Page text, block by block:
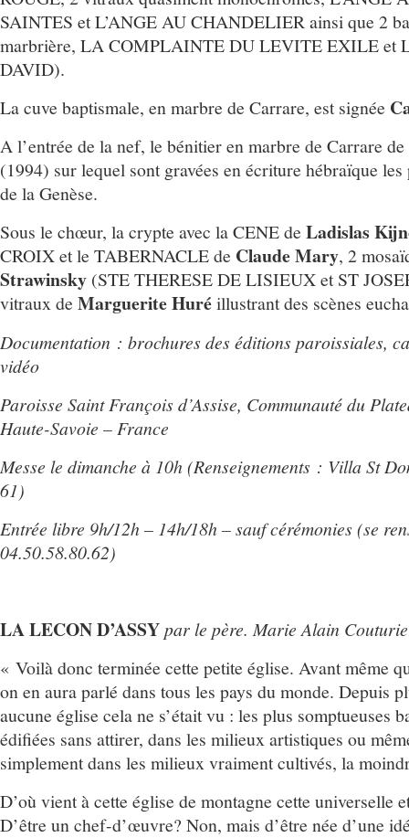
SAINTES et L’ANGE AU CHANDELIER ainsi que 2
marbrière, LA COMPLAINTE DU LEVITE EXILE et
DAVID).
La cuve baptismale, en marbre de Carrare, est signée
A l’entrée de la nef, le bénitier en marbre de Carrare de
(1994) sur lequel sont gravées en écriture hébraïque
de la Genèse.
Sous le chœur, la crypte avec la CENE de Ladislas
CROIX et le TABERNACLE de Claude Mary, 2
Strawinsky (STE THERESE DE LISIEUX et ST
vitraux de Marguerite Huréillustrant des scènes
Documentation : brochures des éditions paroissiales,
vidéo
Paroisse Saint François d’Assise, Communauté du
Haute-Savoie – France
Messe le dimanche à 10h (Renseignements : Villa St
61)
Entrée libre 9h/12h – 14h/18h – sauf cérémonies (se
04.50.58.80.62)
LA LECON D’ASSYpar le père. Marie Alain
« Voilà donc terminée cette petite église. Avant même
on en aura parlé dans tous les pays du monde. Depuis
aucune église cela ne s’était vu : les plus somptueuses
édifiées sans attirer, dans les milieux artistiques ou
simplement dans les milieux vraiment cultivés, la
D’où vient à cette église de montagne cette universelle
D’être un chef-d’œuvre? Non, mais d’être née d’une